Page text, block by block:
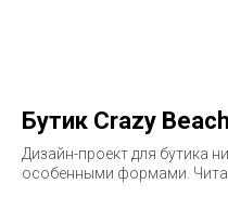
Бутик Crazy Beach
Дизайн-проект для бутика
особенными формами.